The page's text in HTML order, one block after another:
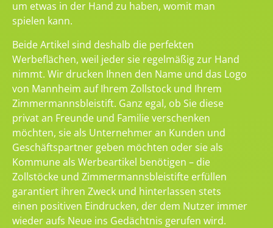
um etwas in der Hand zu haben, womit man
spielen kann.
Beide Artikel sind deshalb die perfekten
Werbeflächen, weil jeder sie regelmäßig zur Hand
nimmt. Wir drucken Ihnen den Name und das Logo
von Mannheim auf Ihrem Zollstock und Ihrem
Zimmermannsbleistift. Ganz egal, ob Sie diese
privat an Freunde und Familie verschenken
möchten, sie als Unternehmer an Kunden und
Geschäftspartner geben möchten oder sie als
Kommune als Werbeartikel benötigen – die
Zollstöcke und Zimmermannsbleistifte erfüllen
garantiert ihren Zweck und hinterlassen stets
einen positiven Eindrucken, der dem Nutzer immer
wieder aufs Neue ins Gedächtnis gerufen wird.